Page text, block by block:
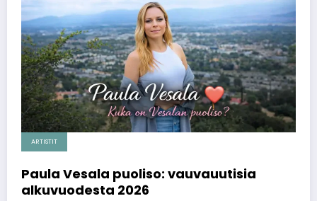
ARTISTIT
Paula Vesala puoliso: vauvauutisia
alkuvuodesta 2026